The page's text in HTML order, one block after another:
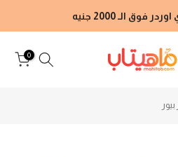
فوق الـ 2000 جنيه
0